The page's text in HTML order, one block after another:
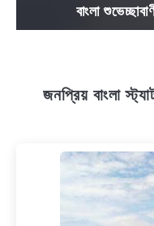
বাংলা
জনপ্রিয় বাংলা